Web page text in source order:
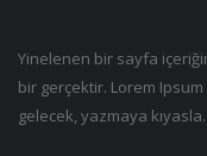
Yinelenen bir sayfa
bir gerçektir. Lorem
gelecek, yazmaya kıyasla.